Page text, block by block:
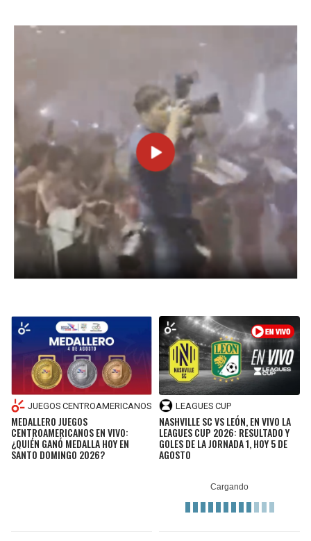
JUEGOS CENTROAMERICANOS
MEDALLERO JUEGOS
CENTROAMERICANOS EN VIVO:
¿QUIÉN GANÓ MEDALLA HOY EN
SANTO DOMINGO 2026?
LEAGUES CUP
NASHVILLE SC VS LEÓN, EN VIVO LA
LEAGUES CUP 2026: RESULTADO Y
GOLES DE LA JORNADA 1, HOY 5 DE
AGOSTO